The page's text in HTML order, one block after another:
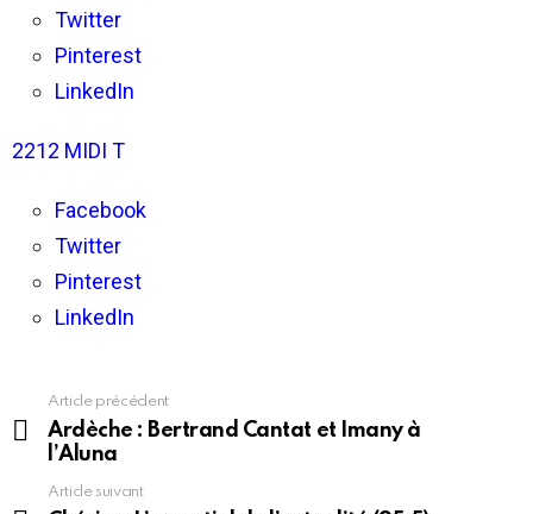
Twitter
Pinterest
LinkedIn
2212 MIDI T
Facebook
Twitter
Pinterest
LinkedIn
voir
Article précédent
Ardèche : Bertrand Cantat et Imany à
l’Aluna
Article suivant